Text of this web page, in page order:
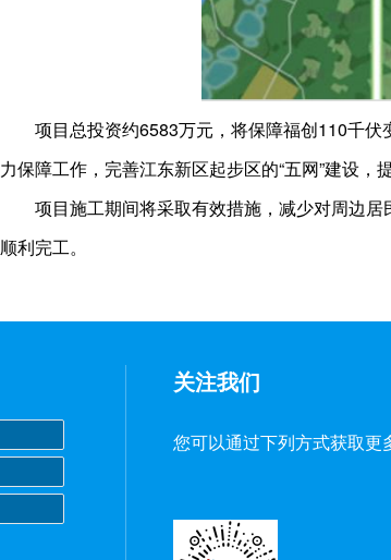
项目总投资约6583万元，将保障福创110千
力保障工作，完善江东新区起步区的“五网”建设，
项目施工期间将采取有效措施，减少对周边
顺利完工。
关注我们
您可以通过下列方式获取